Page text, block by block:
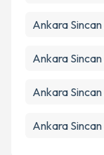
Ankara
Ankara
Ankara
Ankara